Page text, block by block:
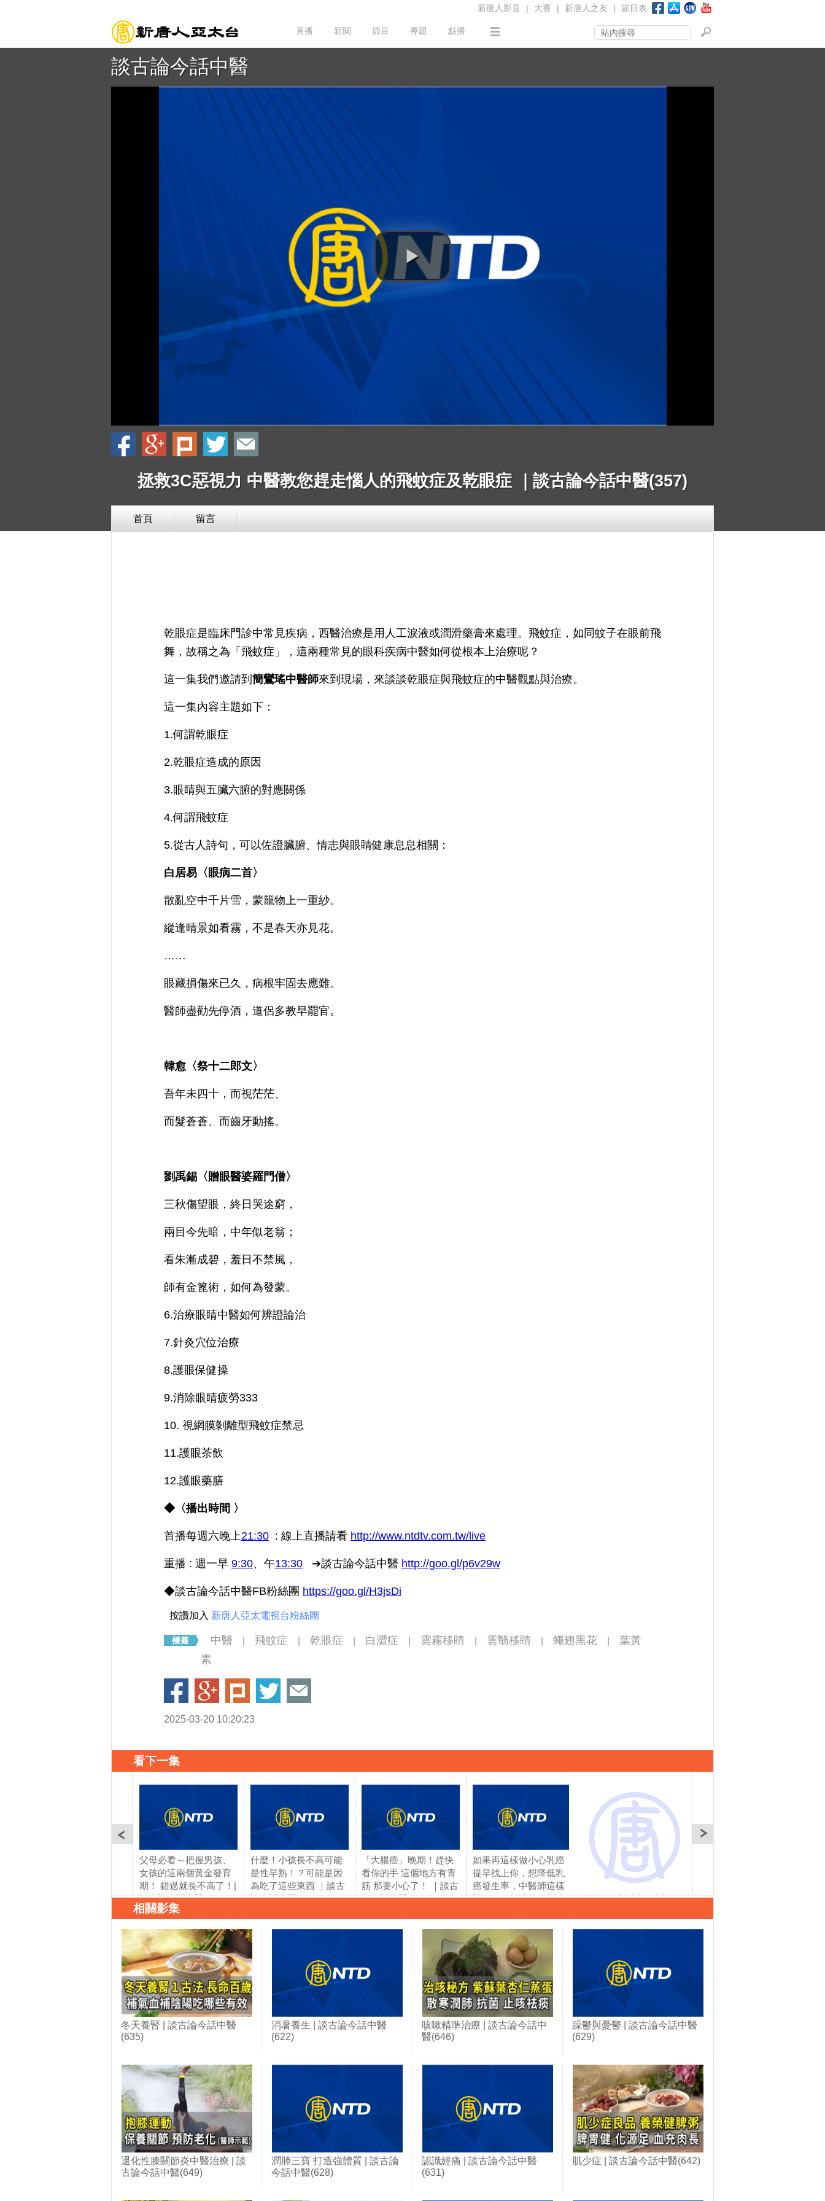
新唐人影音 | 大賽 | 新唐人之友 | 節目表
直播 新聞 節目 專題 點播
談古論今話中醫
拯救3C惡視力 中醫教您趕走惱人的飛蚊症及乾眼症 ｜談古論今話中醫(357)
首頁 留言
乾眼症是臨床門診中常見疾病，西醫治療是用人工淚液或潤滑藥膏來處理。飛蚊症，如同蚊子在眼前飛
舞，故稱之為「飛蚊症」，這兩種常見的眼科疾病中醫如何從根本上治療呢？
這一集我們邀請到 簡鸞瑤中醫師來到現場，來談談乾眼症與飛蚊症的中醫觀點與治療。
這一集內容主題如下：
1.何謂乾眼症
2.乾眼症造成的原因
3.眼睛與五臟六腑的對應關係
4.何謂飛蚊症
5.從古人詩句，可以佐證臟腑、情志與眼睛健康息息相關：
白居易〈眼病二首〉
散亂空中千片雪，蒙籠物上一重紗。
縱逢晴景如看霧，不是春天亦見花。
……
眼藏損傷來已久，病根牢固去應難。
醫師盡勸先停酒，道侶多教早罷官。
韓愈〈祭十二郎文〉
吾年未四十，而視茫茫、
而髮蒼蒼、而齒牙動搖。
劉禹錫〈贈眼醫婆羅門僧〉
三秋傷望眼，終日哭途窮，
兩目今先暗，中年似老翁；
看朱漸成碧，羞日不禁風，
師有金篦術，如何為發蒙。
6.治療眼睛中醫如何辨證論治
7.針灸穴位治療
8.護眼保健操
9.消除眼睛疲勞333
10. 視網膜剝離型飛蚊症禁忌
11.護眼茶飲
12.護眼藥膳
◆〈播出時間 〉
首播每週六晚上21:30 : 線上直播請看 http://www.ntdtv.com.tw/live
重播 : 週一早 9:30、午13:30 ➔談古論今話中醫 http://goo.gl/p6v29w
◆談古論今話中醫FB粉絲團 https://goo.gl/H3jsDi
按讚加入 新唐人亞太電視台粉絲團
中醫 飛蚊症 乾眼症 白澀症 雲霧移睛 雲翳移睛 蠅翅黑花
葉黃
素
2025-03-20 10:20:23
看下一集
父母必看～把握男孩、
女孩的這兩個黃金發育
期！ 錯過就長不高了！|
談古論今話中醫(358)
什麼！小孩長不高可能
是性早熟！？可能是因
為吃了這些東西 ｜談古
論今話中醫(359)
「大腸癌」晚期！趕快
看你的手 這個地方有青
筋 那要小心了！ ｜談古
論今話中醫(360)
如果再這樣做小心乳癌
提早找上你，想降低乳
癌發生率，中醫師這樣
說...... ｜ 談古論今話中
真的會心碎！別讓心肌
梗塞、心絞痛劃下人生
句點，如何自我保健及
治療? ｜談古論今話中
｜談古論今話中醫(363)
相關影集
冬天養腎 | 談古論今話中醫
(635)
消暑養生 | 談古論今話中醫
(622)
咳嗽精準治療 | 談古論今話中
醫(646)
躁鬱與憂鬱 | 談古論今話中醫
(629)
退化性膝關節炎中醫治療 | 談
古論今話中醫(649)
潤肺三寶 打造強體質 | 談古論
今話中醫(628)
認識經痛 | 談古論今話中醫
(631)
肌少症 | 談古論今話中醫(642)